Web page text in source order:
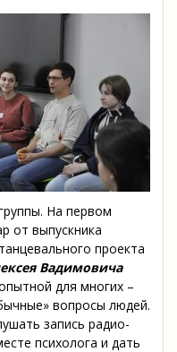
На первом
от выпускника
проекта
Вадимовича
для многих –
вопросы людей.
запись радио-
психолога и дать